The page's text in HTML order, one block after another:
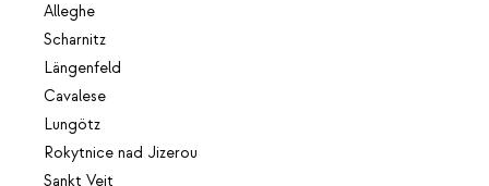
Alleghe
Scharnitz
Längenfeld
Cavalese
Lungötz
Rokytnice nad Jizerou
Sankt Veit